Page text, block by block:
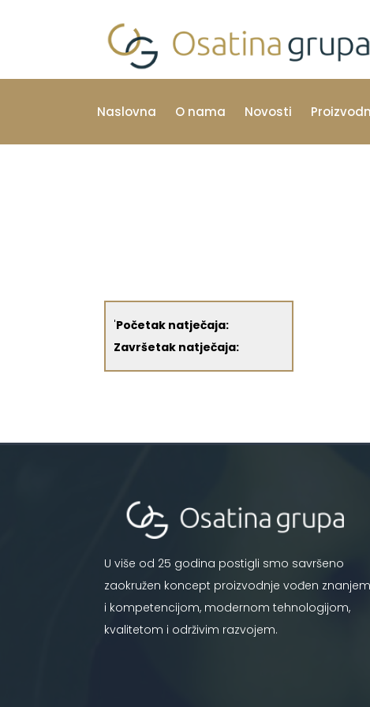
Naslovna O nama Novosti
'Početak natječaja:
Završetak natječaja:
U više od 25 godina postigli smo savršeno
zaokružen koncept proizvodnje vođen znanjem
i kompetencijom, modernom tehnologijom,
kvalitetom i održivim razvojem.